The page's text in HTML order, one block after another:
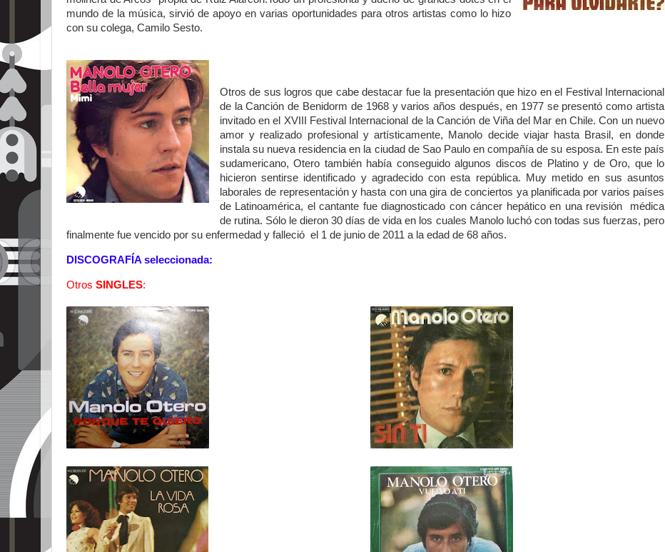
mundo de la música, sirvió de apoyo en varias oportunidades para otros artistas como lo hizo
con su colega, Camilo Sesto.
Otros de sus logros que cabe destacar fue la presentación que hizo en el Festival Internacional
de la Canción de Benidorm de 1968 y varios años después, en 1977 se presentó como artista
invitado en el XVIII Festival Internacional de la Canción de Viña del Mar en Chile. Con un nuevo
amor y realizado profesional y artísticamente, Manolo decide viajar hasta Brasil, en donde
instala su nueva residencia en la ciudad de Sao Paulo en compañía de su esposa. En este país
sudamericano, Otero también había conseguido algunos discos de Platino y de Oro, que lo
hicieron sentirse identificado y agradecido con esta república. Muy metido en sus asuntos
laborales de representación y hasta con una gira de conciertos ya planificada por varios países
de Latinoamérica, el cantante fue diagnosticado con cáncer hepático en una revisión médica
de rutina. Sólo le dieron 30 días de vida en los cuales Manolo luchó con todas sus fuerzas, pero
finalmente fue vencido por su enfermedad y falleció el 1 de junio de 2011 a la edad de 68 años.
DISCOGRAFÍA seleccionada:
Otros SINGLES: